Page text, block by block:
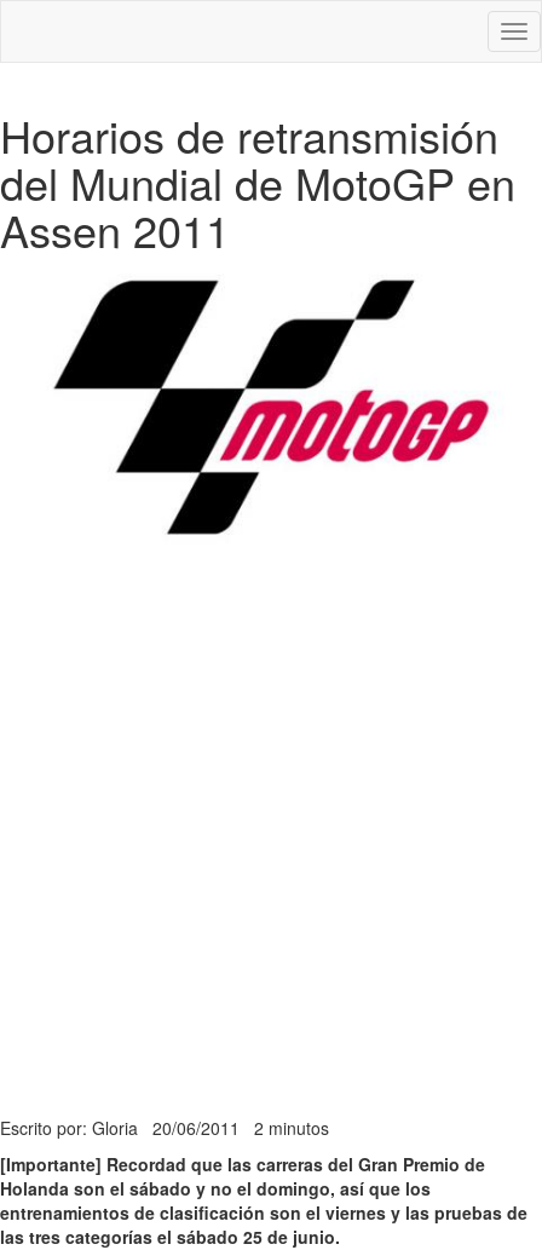
Horarios de retransmisión
del Mundial de MotoGP en
Assen 2011
Escrito por: Gloria 20/06/2011 2 minutos
[Importante] Recordad que las carreras del Gran Premio de
Holanda son el sábado y no el domingo, así que los
entrenamientos de clasificación son el viernes y las pruebas de
las tres categorías el sábado 25 de junio.